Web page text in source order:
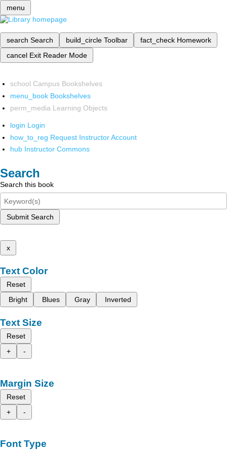
menu
search Search build_circle Toolbar fact_check Homework
cancel Exit Reader Mode
school Campus Bookshelves
menu_book Bookshelves
perm_media Learning Objects
login Login
how_to_reg Request Instructor Account
hub Instructor Commons
Search
Search this book
Submit Search
x
Text Color
Reset
Bright
Blues Gray Inverted
Text Size
Reset
+
-
Margin Size
Reset
+
-
Font Type